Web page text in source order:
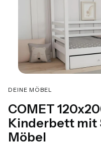
DEINE MÖBEL
COMET
Kinderbett mit
Möbel